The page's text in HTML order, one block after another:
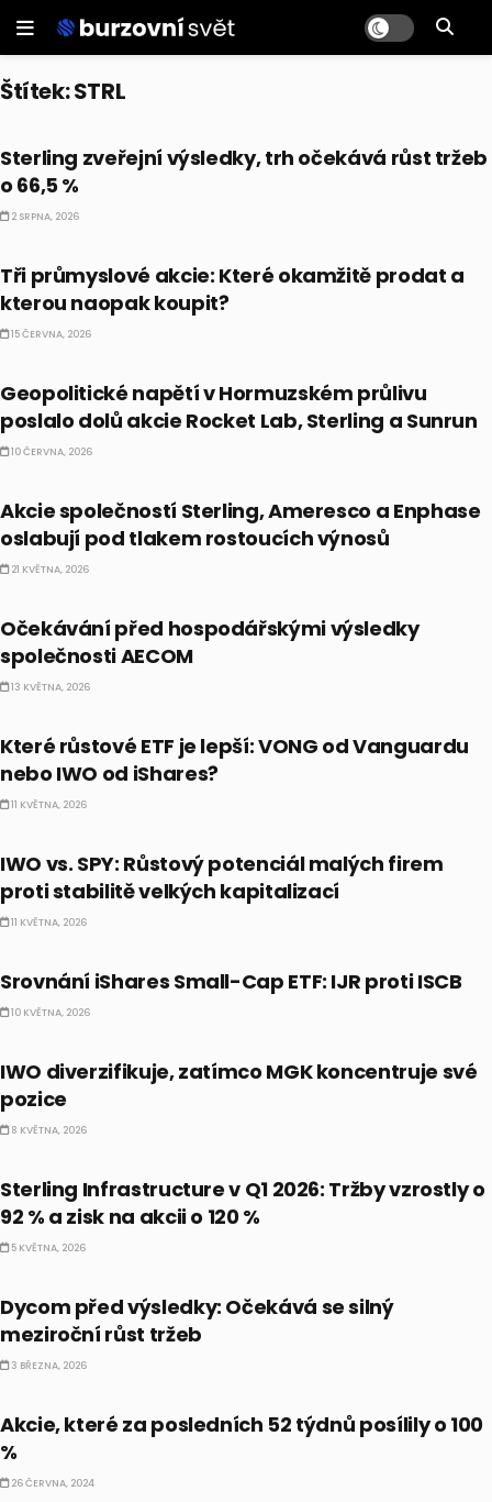
Štítek:STRL
Sterling zveřejní výsledky, trh očekává růst tržeb
o 66,5 %
2 SRPNA, 2026
Tři průmyslové akcie: Které okamžitě prodat a
kterou naopak koupit?
15 ČERVNA, 2026
Geopolitické napětí v Hormuzském průlivu
poslalo dolů akcie Rocket Lab, Sterling a Sunrun
10 ČERVNA, 2026
Akcie společností Sterling, Ameresco a Enphase
oslabují pod tlakem rostoucích výnosů
21 KVĚTNA, 2026
Očekávání před hospodářskými výsledky
společnosti AECOM
13 KVĚTNA, 2026
Které růstové ETF je lepší: VONG od Vanguardu
nebo IWO od iShares?
11 KVĚTNA, 2026
IWO vs. SPY: Růstový potenciál malých firem
proti stabilitě velkých kapitalizací
11 KVĚTNA, 2026
Srovnání iShares Small-Cap ETF: IJR proti ISCB
10 KVĚTNA, 2026
IWO diverzifikuje, zatímco MGK koncentruje své
pozice
8 KVĚTNA, 2026
Sterling Infrastructure v Q1 2026: Tržby vzrostly o
92 % a zisk na akcii o 120 %
5 KVĚTNA, 2026
Dycom před výsledky: Očekává se silný
meziroční růst tržeb
3 BŘEZNA, 2026
Akcie, které za posledních 52 týdnů posílily o 100
%
26 ČERVNA, 2024